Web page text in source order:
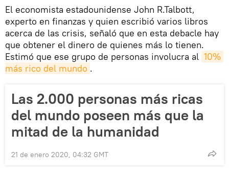
El economista estadounidense John R.Talbott,
experto en finanzas y quien escribió varios libros
acerca de las crisis, señaló que en esta debacle hay
que obtener el dinero de quienes más lo tienen.
Estimó que ese grupo de personas involucra al 10%
más rico del mundo .
Las 2.000 personas más ricas
del mundo poseen más que la
mitad de la humanidad
21 de enero 2020, 04:32 GMT